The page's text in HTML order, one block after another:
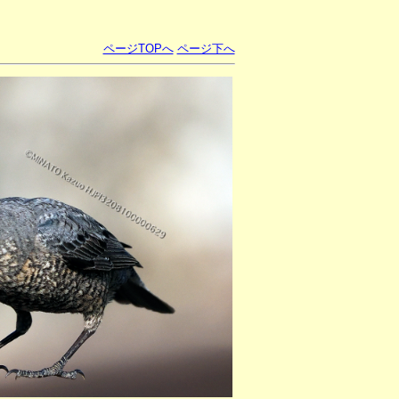
ページTOPへ ページ下へ